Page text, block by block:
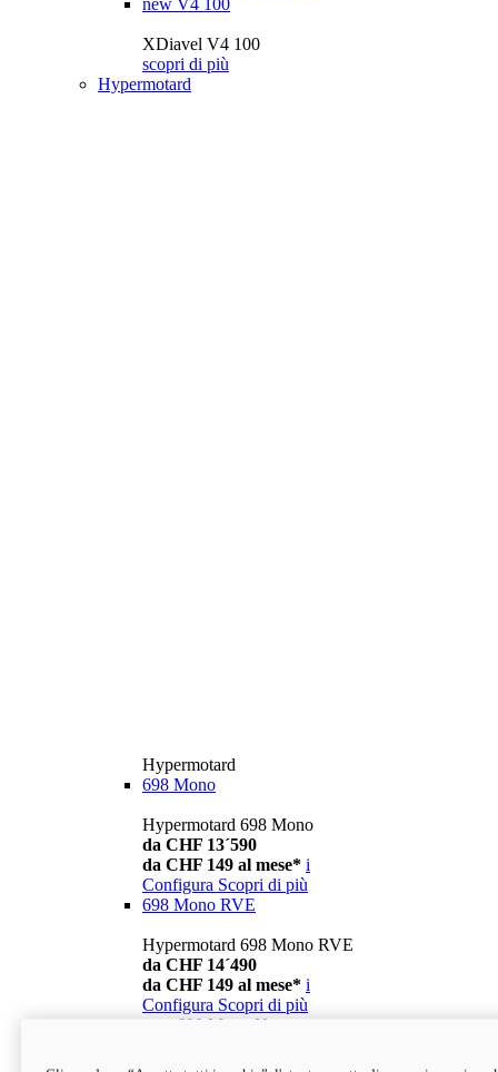
new V4 100
XDiavel V4 100
scopri di più
Hypermotard
Hypermotard
698 Mono
Hypermotard 698 Mono
da CHF 13´590
da CHF 149 al mese* i
Configura Scopri di più
698 Mono RVE
Hypermotard 698 Mono RVE
da CHF 14´490
da CHF 149 al mese* i
Configura Scopri di più
698 Mono Nera
Hypermotard 698 Mono Nera